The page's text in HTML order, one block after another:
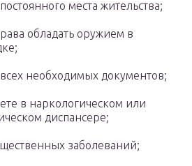
места жительства;
обладать оружием в
всех необходимых документов;
в наркологическом или
диспансере;
заболеваний;